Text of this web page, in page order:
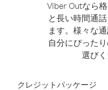
Viber Outなら
と長い時間通
ます。様々な
自分にぴった
選びく
クレジットパッケージ